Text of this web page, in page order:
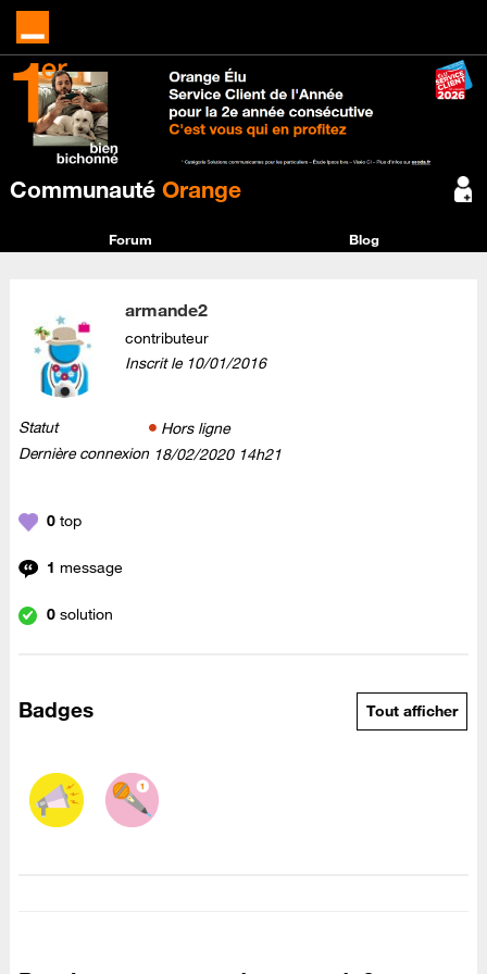
Communauté Orange
Forum Blog
armande2
contributeur
Inscrit le ‎10/01/2016
Statut
Hors ligne
Dernière connexion ‎18/02/2020 14h21
0 top
1 message
0 solution
Badges Tout afficher